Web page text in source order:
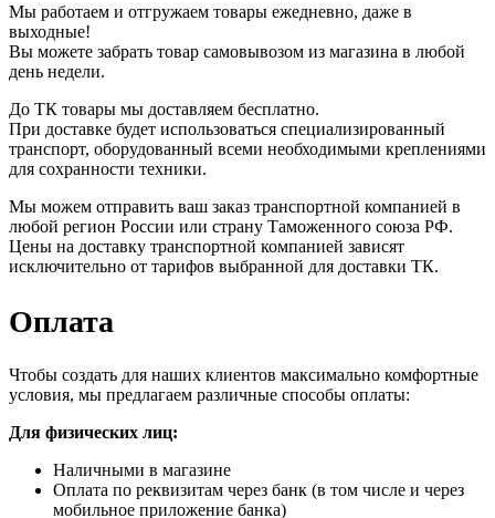
Мы работаем и отгружаем товары ежедневно, даже в
выходные!
Вы можете забрать товар самовывозом из магазина в любой
день недели.
До ТК товары мы доставляем бесплатно.
При доставке будет использоваться специализированный
транспорт, оборудованный всеми необходимыми креплениями
для сохранности техники.
Мы можем отправить ваш заказ транспортной компанией в
любой регион России или страну Таможенного союза РФ.
Цены на доставку транспортной компанией зависят
исключительно от тарифов выбранной для доставки ТК.
Оплата
Чтобы создать для наших клиентов максимально комфортные
условия, мы предлагаем различные способы оплаты:
Для физических лиц:
Наличными в магазине
Оплата по реквизитам через банк (в том числе и через
мобильное приложение банка)